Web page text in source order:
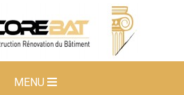
MENU